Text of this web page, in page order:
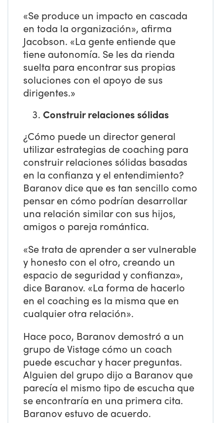
«Se produce un impacto en cascada
en toda la organización», afirma
Jacobson. «La gente entiende que
tiene autonomía. Se les da rienda
suelta para encontrar sus propias
soluciones con el apoyo de sus
dirigentes.»
Construir relaciones sólidas
¿Cómo puede un director general
utilizar estrategias de coaching para
construir relaciones sólidas basadas
en la confianza y el entendimiento?
Baranov dice que es tan sencillo como
pensar en cómo podrían desarrollar
una relación similar con sus hijos,
amigos o pareja romántica.
«Se trata de aprender a ser vulnerable
y honesto con el otro, creando un
espacio de seguridad y confianza»,
dice Baranov. «La forma de hacerlo
en el coaching es la misma que en
cualquier otra relación».
Hace poco, Baranov demostró a un
grupo de Vistage cómo un coach
puede escuchar y hacer preguntas.
Alguien del grupo dijo a Baranov que
parecía el mismo tipo de escucha que
se encontraría en una primera cita.
Baranov estuvo de acuerdo.